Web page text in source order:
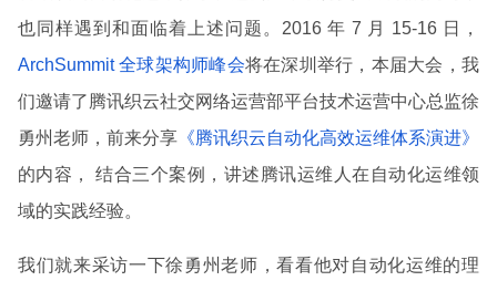
也同样遇到和面临着上述问题。2016 年 7 月 15-16 日，
ArchSummit 全球架构师峰会将在深圳举行，本届大会，我
们邀请了腾讯织云社交网络运营部平台技术运营中心总监徐
勇州老师，前来分享 《腾讯织云自动化高效运维体系演进》
的内容， 结合三个案例，讲述腾讯运维人在自动化运维领
域的实践经验。
我们就来采访一下徐勇州老师，看看他对自动化运维的理